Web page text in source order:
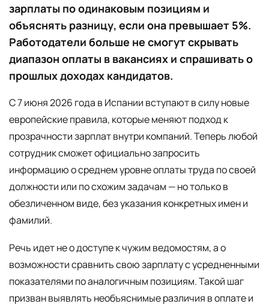
зарплаты по одинаковым позициям и
объяснять разницу, если она превышает 5%.
Работодатели больше не смогут скрывать
диапазон оплаты в вакансиях и спрашивать о
прошлых доходах кандидатов.
С 7 июня 2026 года в Испании вступают в силу новые
европейские правила, которые меняют подход к
прозрачности зарплат внутри компаний. Теперь любой
сотрудник сможет официально запросить
информацию о среднем уровне оплаты труда по своей
должности или по схожим задачам — но только в
обезличенном виде, без указания конкретных имен и
фамилий.
Речь идет не о доступе к чужим ведомостям, а о
возможности сравнить свою зарплату с усредненными
показателями по аналогичным позициям. Такой шаг
призван выявлять необъяснимые различия в оплате и